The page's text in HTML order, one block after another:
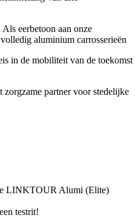
eerbetoon aan onze
aluminium carrosserieën
in de mobiliteit van de toekomst
zorgzame partner voor stedelijke
LINKTOUR Alumi (Elite)
een testrit!